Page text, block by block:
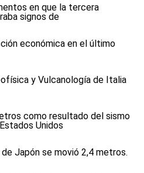
en que la tercera
signos de
económica en el último
y Vulcanología de Italia
como resultado del sismo
Unidos
Japón se movió 2,4 metros.